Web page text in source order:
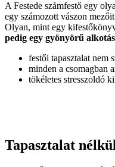
A Festede számfestő egy
egy számozott vászon
Olyan, mint egy
pedig egy gyönyörű
festői tapasztalat nem
minden a csomagban
tökéletes stresszoldó
Tapasztalat